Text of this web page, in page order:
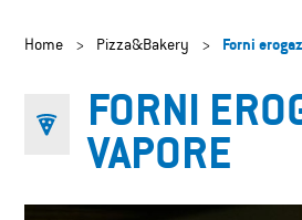
Home > Pizza&Bakery > Forni
FORNI
VAPORE